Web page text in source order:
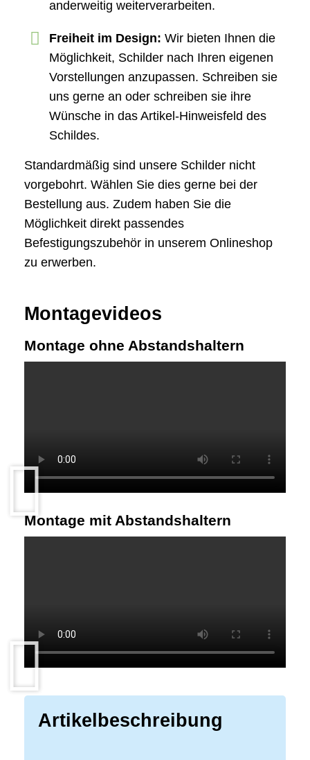
anderweitig weiterverarbeiten.
Freiheit im Design:Wir bieten Ihnen die
Möglichkeit, Schilder nach Ihren eigenen
Vorstellungen anzupassen. Schreiben sie
uns gerne an oder schreiben sie ihre
Wünsche in das Artikel-Hinweisfeld des
Schildes.
Standardmäßig sind unsere Schilder nicht
vorgebohrt. Wählen Sie dies gerne bei der
Bestellung aus. Zudem haben Sie die
Möglichkeit direkt passendes
Befestigungszubehör in unserem Onlineshop
zu erwerben.
Montagevideos
Montage ohne Abstandshaltern
Montage mit Abstandshaltern
Artikelbeschreibung